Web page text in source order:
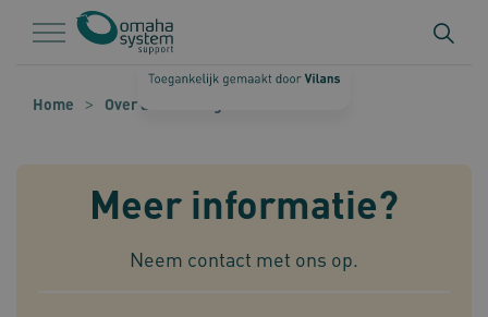
Naar hoofdinhoud
Naar footer
Home Over de stichting
Meer informatie?
Neem contact met ons op.